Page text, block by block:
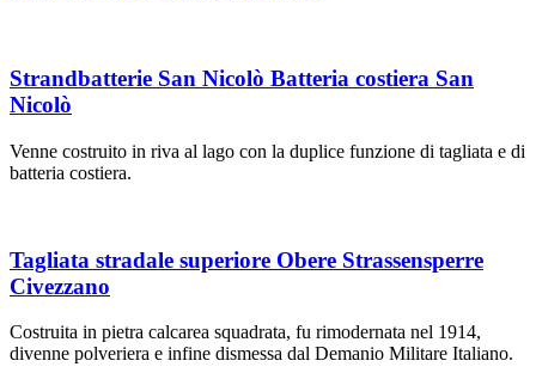
Strandbatterie San Nicolò Batteria costiera San
Nicolò
Venne costruito in riva al lago con la duplice funzione di tagliata e di
batteria costiera.
Tagliata stradale superiore Obere Strassensperre
Civezzano
Costruita in pietra calcarea squadrata, fu rimodernata nel 1914,
divenne polveriera e infine dismessa dal Demanio Militare Italiano.